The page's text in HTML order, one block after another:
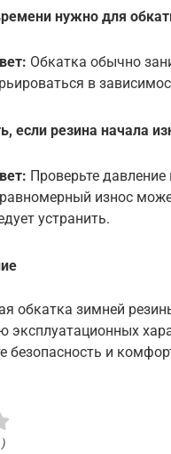
нужно для
Обкатка обычно
в
если резина начала
Проверьте
износ
устранить.
обкатка зимней
эксплуатационных
безопасность и